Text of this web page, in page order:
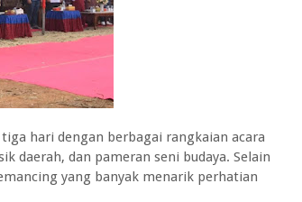
hari dengan berbagai rangkaian acara
daerah, dan pameran seni budaya. Selain
yang banyak menarik perhatian